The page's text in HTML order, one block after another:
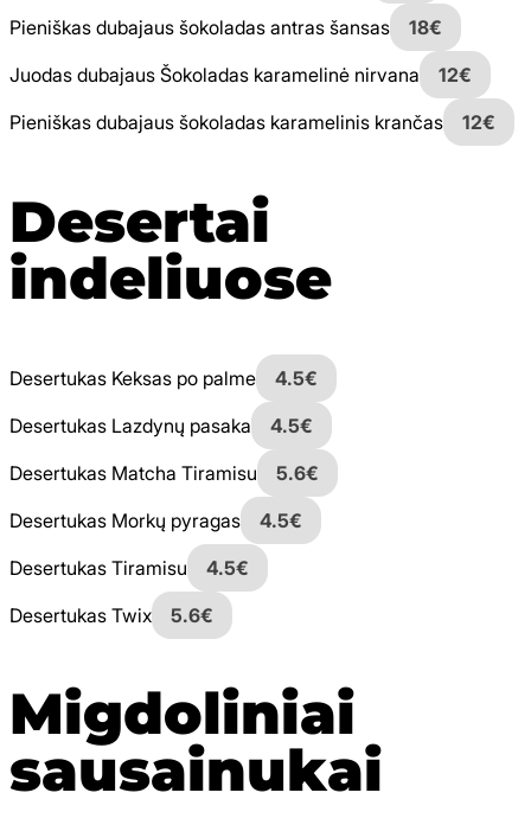
Pieniškas dubajaus šokoladas antras šansas
18€
Juodas dubajaus Šokoladas karamelinė nirvana
12€
Pieniškas dubajaus šokoladas karamelinis krančas
12€
Desertai
indeliuose
Desertukas Keksas po palme
4.5€
Desertukas Lazdynų pasaka
4.5€
Desertukas Matcha Tiramisu
5.6€
Desertukas Morkų pyragas
4.5€
Desertukas Tiramisu
4.5€
Desertukas Twix
5.6€
Migdoliniai
sausainukai